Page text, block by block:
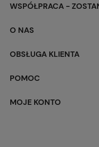
WSPÓŁPRACA -
O NAS
OBSŁUGA KLIENTA
POMOC
MOJE KONTO